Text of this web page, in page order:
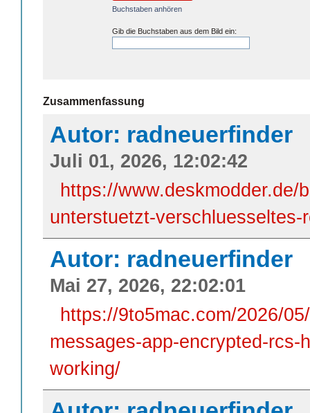
Buchstaben anhören
Gib die Buchstaben aus dem Bild ein:
Zusammenfassung
Autor: radneuerfinder
Juli 01, 2026, 12:02:42
https://www.deskmodder.de/
unterstuetzt-verschluesseltes-
Autor: radneuerfinder
Mai 27, 2026, 22:02:01
https://9to5mac.com/2026/
messages-app-encrypted-rcs-
working/